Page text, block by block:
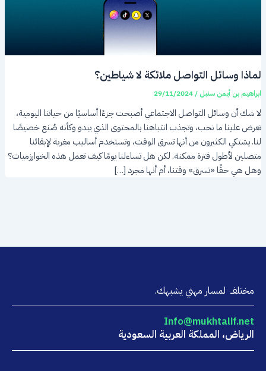
لماذا وسائل التواصل ملائكة لا شياطين؟
ابراهيم بن أيمن سنبل /
29/11/2024
لا شك أن وسائل التواصل الاجتماعي أصبحت جزءًا أساسيًا من حياتنا اليومية،
تعرض علينا ما نحب، وتجذب انتباهنا بالمحتوى الذي يبدو وكأنه صُنع خصيصًا
لنا. يشتكي الكثيرون من أنها تسرق الوقت، وتستخدم أساليب مغرية لإبقائنا
متصلين لأطول فترة ممكنة. لكن هل تساءلنا يومًا كيف تعمل هذه الخوارزميات؟
وهل هي حقًا «تسرق» وقتنا، أم أنها مجرد […]
مختلفــ لمسار مهني يشبهك.
Info@mukhtalif.net
الرياض، المملكة العربية السعودية